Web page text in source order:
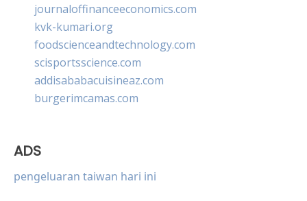
journaloffinanceeconomics.com
kvk-kumari.org
foodscienceandtechnology.com
scisportsscience.com
addisababacuisineaz.com
burgerimcamas.com
ADS
pengeluaran taiwan hari ini